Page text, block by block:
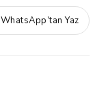
WhatsApp’tan Yaz